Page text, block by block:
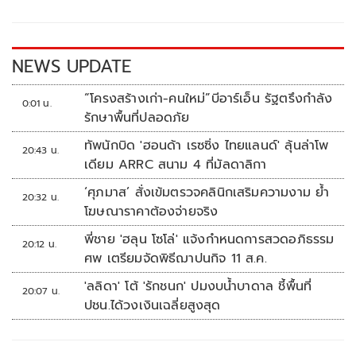
k k
NEWS UPDATE
0:01 น.
“โครงสร้างเก่า-คนใหม่”บีอาร์เอ็น รัฐตรึงกำลัง
รักษาพื้นที่ปลอดภัย
20:43 น.
ทัพนักบิด 'ฮอนด้า เรซซิ่ง ไทยแลนด์' ลุ้นล่าโพ
เดียม ARRC สนาม 4 ที่มัลดาลิกา
20:32 น.
‘ศุภมาส’ สั่งเข้มตรวจคลินิกเสริมความงาม ย้ำ
โฆษณาราคาต้องจ่ายจริง
20:12 น.
พี่ชาย 'ฮลุน โซโล่' แจ้งกำหนดการสวดอภิธรรม
ศพ เตรียมจัดพิธีฌาปนกิจ 11 ส.ค.
20:07 น.
'ลลิดา' โต้ 'รักชนก' ปมงบน้ำบาดาล ชี้พื้นที่
ปชน.ได้วงเงินเฉลี่ยสูงสุด